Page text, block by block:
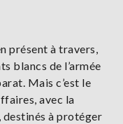
présent à travers,
blancs de l’armée
Mais c’est le
avec la
à protéger